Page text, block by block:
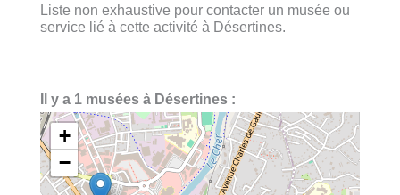
Liste non exhaustive pour contacter un musée ou
service lié à cette activité à Désertines.
Il y a 1 musées à Désertines :
+
−